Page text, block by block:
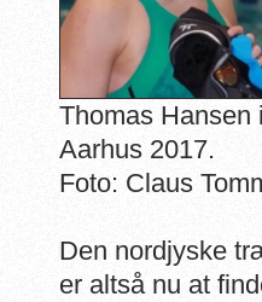
Thomas Hansen
Aarhus 2017.
Foto: Claus
Den nordjyske
er altså nu at